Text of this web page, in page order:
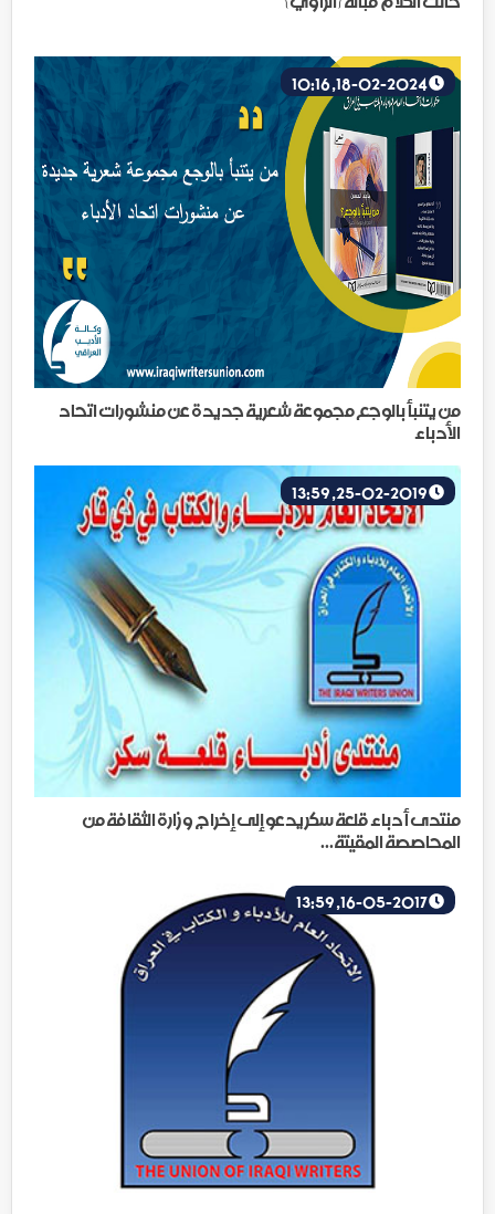
من يتنبأ بالوجع مجموعة شعرية جديدة عن منشورات اتحاد
الأدباء
منتدى أدباء قلعة سكر يدعو إلى إخراج وزارة الثقافة من
المحاصصة المقيتة...